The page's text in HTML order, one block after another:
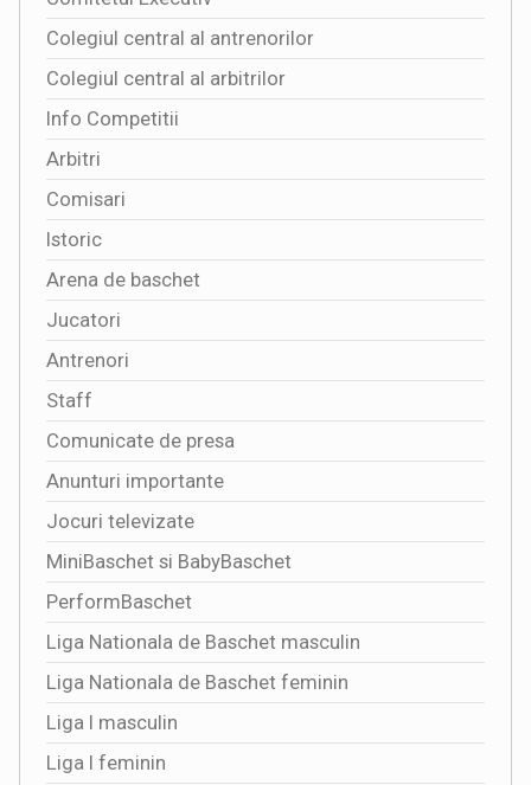
Colegiul central al antrenorilor
Colegiul central al arbitrilor
Info Competitii
Arbitri
Comisari
Istoric
Arena de baschet
Jucatori
Antrenori
Staff
Comunicate de presa
Anunturi importante
Jocuri televizate
MiniBaschet si BabyBaschet
PerformBaschet
Liga Nationala de Baschet masculin
Liga Nationala de Baschet feminin
Liga I masculin
Liga I feminin